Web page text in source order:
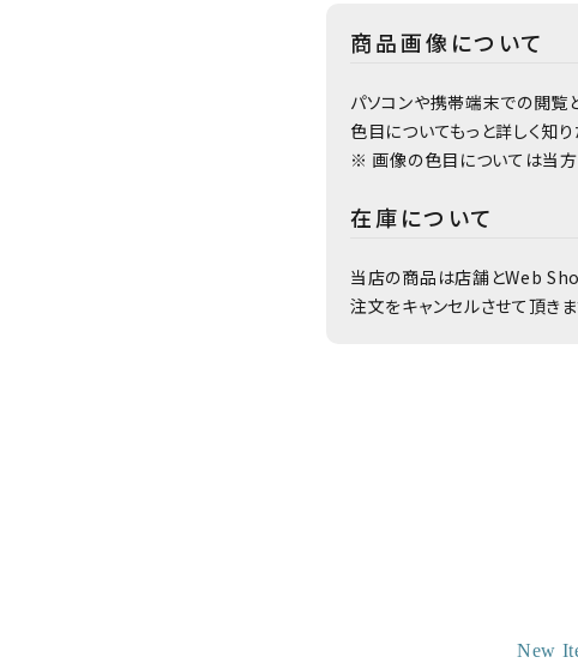
商品画像について
パソコンや携帯端末での閲覧
色目についてもっと詳しく知
※ 画像の色目については当方
在庫について
当店の商品は店舗とWeb
注文をキャンセルさせて頂き
New